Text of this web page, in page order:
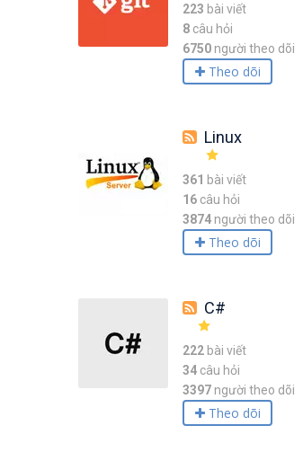
223 bài viết
8 câu hỏi
6750 người theo dõi
Theo dõi
Linux
361 bài viết
16 câu hỏi
3874 người theo dõi
Theo dõi
C#
222 bài viết
34 câu hỏi
3397 người theo dõi
Theo dõi